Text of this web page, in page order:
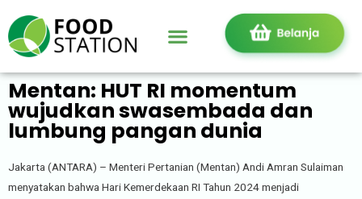
Mentan: HUT RI momentum
wujudkan swasembada dan
lumbung pangan dunia
Jakarta (ANTARA) – Menteri Pertanian (Mentan) Andi Amran Sulaiman
menyatakan bahwa Hari Kemerdekaan RI Tahun 2024 menjadi